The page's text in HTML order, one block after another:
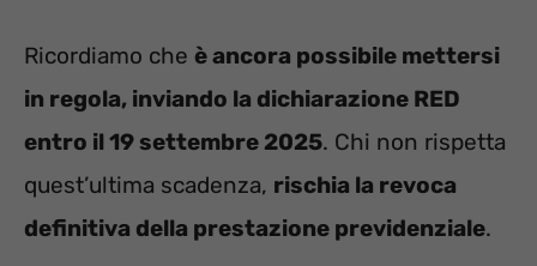
Ricordiamo che è ancora possibile mettersi
in regola, inviando la dichiarazione RED
entro il 19 settembre 2025. Chi non rispetta
quest’ultima scadenza, rischia la revoca
definitiva della prestazione previdenziale.